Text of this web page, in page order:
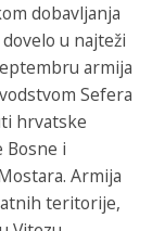
dobavljanja
u najteži
armija
Sefera
hrvatske
Bosne i
Armija
teritorije,